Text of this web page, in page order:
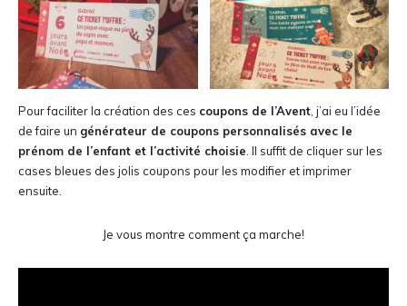
Pour faciliter la création des ces coupons de l’Avent , j’ai eu l’idée
de faire un générateur de coupons personnalisés avec le
prénom de l’enfant et l’activité choisie . Il suffit de cliquer sur les
cases bleues des jolis coupons pour les modifier et imprimer
ensuite.
Je vous montre comment ça marche!